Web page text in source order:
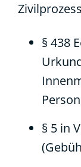
§ 438
§ 5 in